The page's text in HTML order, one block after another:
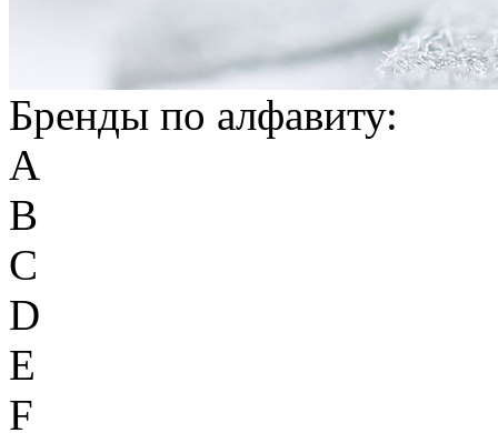
Бренды по алфавиту:
A
B
C
D
E
F